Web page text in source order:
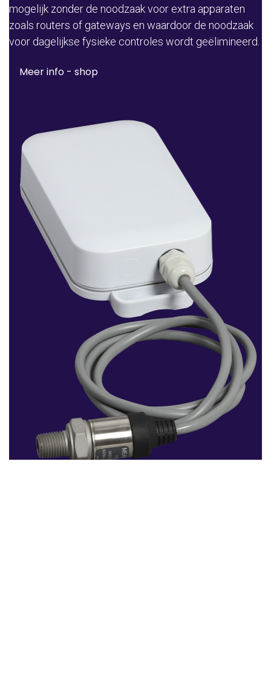
mogelijk zonder de noodzaak voor extra apparaten
zoals routers of gateways en waardoor de noodzaak
voor dagelijkse fysieke controles wordt geëlimineerd.
Meer info - shop